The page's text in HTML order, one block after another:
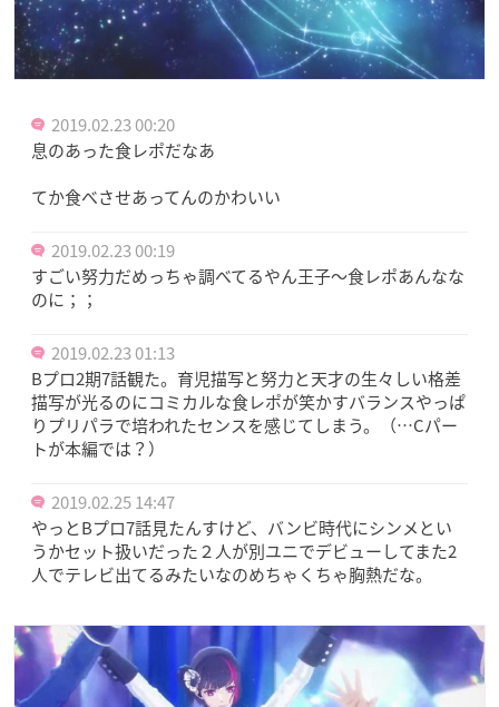
2019.02.23 00:20
息のあった食レポだなあ
てか食べさせあってんのかわいい
2019.02.23 00:19
すごい努力だめっちゃ調べてるやん王子～食レポあんなな
のに；；
2019.02.23 01:13
Bプロ2期7話観た。育児描写と努力と天才の生々しい格差
描写が光るのにコミカルな食レポが笑かすバランスやっぱ
りプリパラで培われたセンスを感じてしまう。（…Cパー
トが本編では？）
2019.02.25 14:47
やっとBプロ7話見たんすけど、バンビ時代にシンメとい
うかセット扱いだった２人が別ユニでデビューしてまた2
人でテレビ出てるみたいなのめちゃくちゃ胸熱だな。